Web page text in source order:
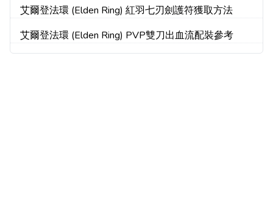
艾爾登法環 (Elden Ring) 紅羽七刃劍護符獲取方法
艾爾登法環 (Elden Ring) PVP雙刀出血流配裝參考